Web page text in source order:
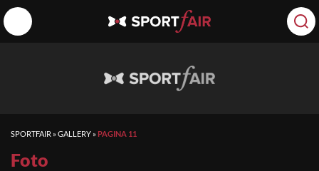
SPORTFAIR »GALLERY » PAGINA 11
Foto